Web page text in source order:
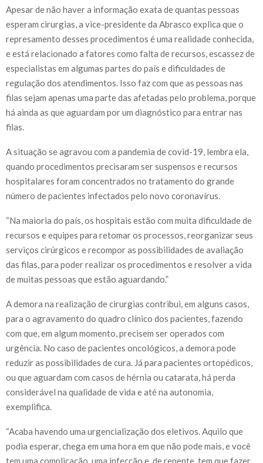
Apesar de não haver a informação exata de quantas pessoas
esperam cirurgias, a vice-presidente da Abrasco explica que o
represamento desses procedimentos é uma realidade conhecida,
e está relacionado a fatores como falta de recursos, escassez de
especialistas em algumas partes do país e dificuldades de
regulação dos atendimentos. Isso faz com que as pessoas nas
filas sejam apenas uma parte das afetadas pelo problema, porque
há ainda as que aguardam por um diagnóstico para entrar nas
filas.
A situação se agravou com a pandemia de covid-19, lembra ela,
quando procedimentos precisaram ser suspensos e recursos
hospitalares foram concentrados no tratamento do grande
número de pacientes infectados pelo novo coronavírus.
“Na maioria do país, os hospitais estão com muita dificuldade de
recursos e equipes para retomar os processos, reorganizar seus
serviços cirúrgicos e recompor as possibilidades de avaliação
das filas, para poder realizar os procedimentos e resolver a vida
de muitas pessoas que estão aguardando.”
A demora na realização de cirurgias contribui, em alguns casos,
para o agravamento do quadro clínico dos pacientes, fazendo
com que, em algum momento, precisem ser operados com
urgência. No caso de pacientes oncológicos, a demora pode
reduzir as possibilidades de cura. Já para pacientes ortopédicos,
ou que aguardam com casos de hérnia ou catarata, há perda
considerável na qualidade de vida e até na autonomia,
exemplifica.
“Acaba havendo uma urgencialização dos eletivos. Aquilo que
podia esperar, chega em uma hora em que não pode mais, e você
tem uma complicação, uma infecção e, de repente, tem que fazer